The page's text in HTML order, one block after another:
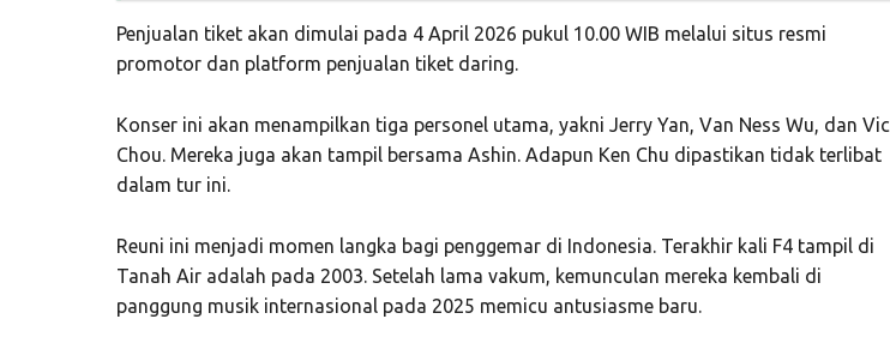
Penjualan tiket akan dimulai pada 4 April 2026 pukul 10.00 WIB melalui situs resmi
promotor dan platform penjualan tiket daring.
Konser ini akan menampilkan tiga personel utama, yakni Jerry Yan, Van Ness Wu, dan Vic
Chou. Mereka juga akan tampil bersama Ashin. Adapun Ken Chu dipastikan tidak terlibat
dalam tur ini.
Reuni ini menjadi momen langka bagi penggemar di Indonesia. Terakhir kali F4 tampil di
Tanah Air adalah pada 2003. Setelah lama vakum, kemunculan mereka kembali di
panggung musik internasional pada 2025 memicu antusiasme baru.